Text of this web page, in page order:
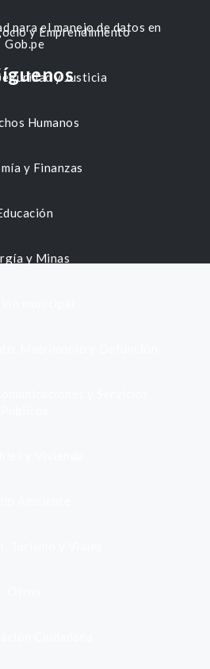
y Emprendimiento
y Justicia
Humanos
y Finanzas
y Minas
para el manejo de datos en
Gob.pe